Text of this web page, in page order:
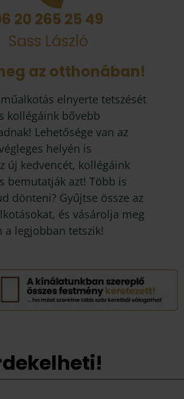
20 265 25 49
Sass László
az otthonában!
elnyerte tetszését
kollégáink bővebb
Lehetősége van az
helyén is
új kedvencét, kollégáink
bemutatják azt! Több is
dönteni? Gyűjtse össze az
és vásárolja meg
a legjobban tetszik!